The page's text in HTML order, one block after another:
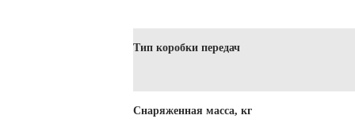
Тип коробки передач
Снаряженная масса, кг